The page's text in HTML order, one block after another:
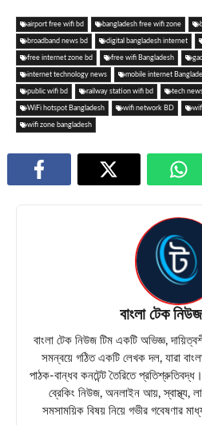
airport free wifi bd bangladesh free wifi zone
broadband news bd digital bangladesh internet
free internet zone bd free wifi Bangladesh
internet technology news mobile internet
public wifi bd railway station wifi bd tech
WiFi hotspot Bangladesh wifi network BD
wifi zone bangladesh
বাংলা টেক
বাংলা টেক নিউজ টিম একটি অভিজ্ঞ,
সমন্বয়ে গঠিত একটি লেখক দল, যারা
পাঠক-বান্ধব কনটেন্ট তৈরিতে
ব্রেকিং নিউজ, অনলাইন আয়, স্বাস্থ্য,
সমসাময়িক বিষয় নিয়ে গভীর গবেষণার